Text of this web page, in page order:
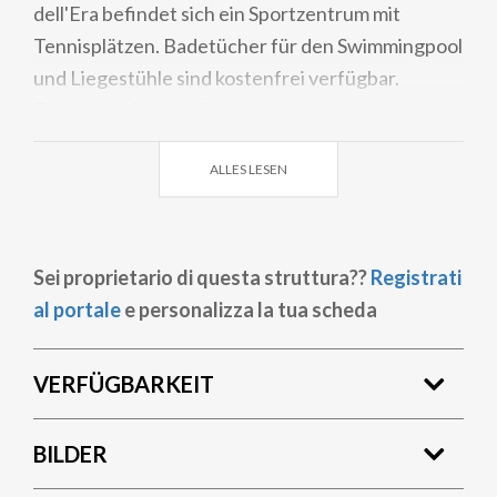
dell'Era befindet sich ein Sportzentrum mit
Tennisplätzen. Badetücher für den Swimmingpool
und Liegestühle sind kostenfrei verfügbar.
Parkplätzen. Im Winter ist das Hotel
möglicherweise nur für längere Aufenthalte von 2
ALLES LESEN
Sei proprietario di questa struttura??Registrati
al portalee personalizza la tua scheda
VERFÜGBARKEIT
BILDER